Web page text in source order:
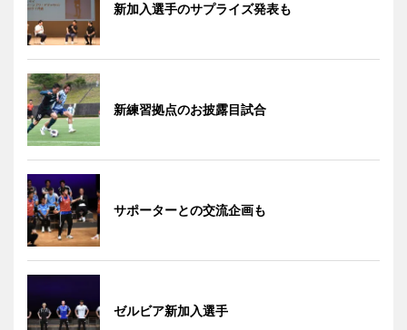
新加入選手のサプライズ発表も
新練習拠点のお披露目試合
サポーターとの交流企画も
ゼルビア新加入選手